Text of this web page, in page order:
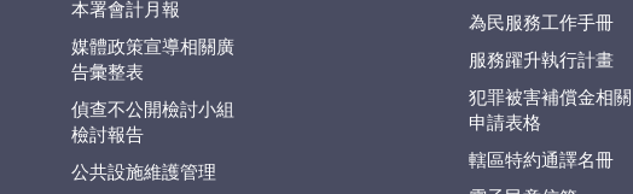
本署會計月報
媒體政策宣導相關廣
告彙整表
偵查不公開檢討小組
檢討報告
公共設施維護管理
為民服務工作手冊
服務躍升執行計畫
犯罪被害補償金相關
申請表格
轄區特約通譯名冊